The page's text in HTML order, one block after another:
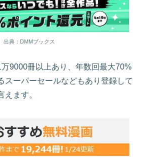
出典：DMMブックス
9000冊以上あり、年数回最大70%
スーパーセールなどもあり登録して
ます。